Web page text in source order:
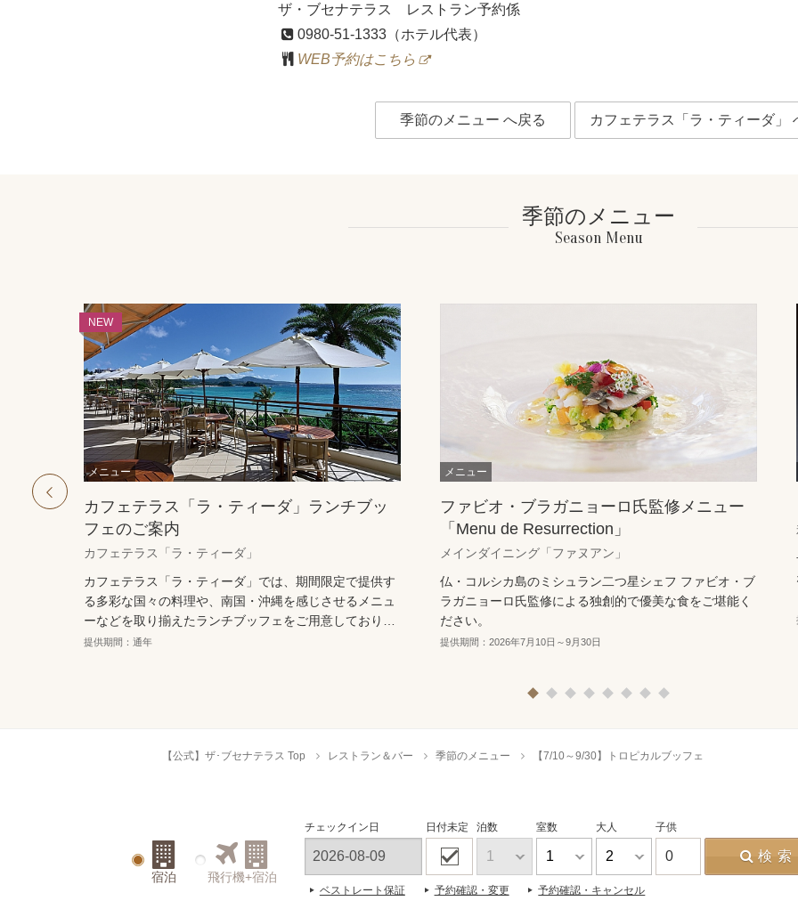
ザ・ブセナテラス レストラン予約係
0980-51-1333（ホテル代表）
WEB予約はこちら
季節のメニュー へ戻る カフェテラス「ラ・ティーダ」
季節のメニュー
Season Menu
カフェテラス「ラ・ティーダ」ランチブッ
フェのご案内
カフェテラス「ラ・ティーダ」
カフェテラス「ラ・ティーダ」では、期間限定で提供す
る多彩な国々の料理や、南国・沖縄を感じさせるメニュ
ーなどを取り揃えたランチブッフェをご用意しておりま
す。
提供期間：通年
ファビオ・ブラガニョーロ氏監修メニュー
「Menu de Resurrection」
メインダイニング「ファヌアン」
仏・コルシカ島のミシュラン二つ星シェフ ファビオ・ブ
ラガニョーロ氏監修による独創的で優美な食をご堪能く
ださい。
提供期間：2026年7月10日～9月30日
【公式】ザ･ブセナテラス Top レストラン＆バー 季節のメニュー 【7/10～9/30】トロピカルブッフェ
宿泊 飛行機+宿泊
チェックイン日 日付未定 泊数 室数 大人 子供
0 検索
ベストレート保証 予約確認・変更 予約確認・キャンセル